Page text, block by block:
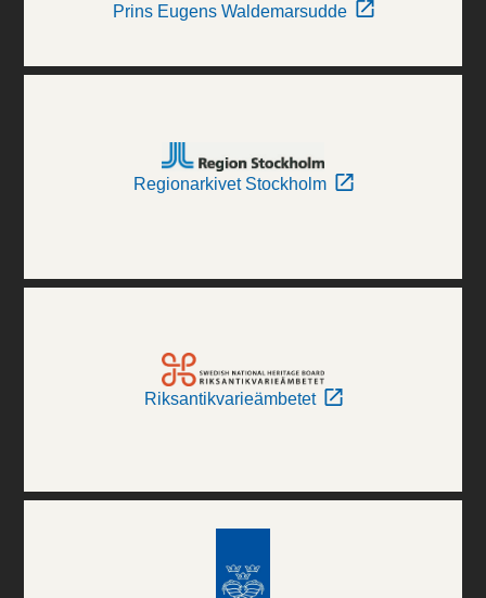
Prins Eugens Waldemarsudde
Regionarkivet Stockholm
Riksantikvarieämbetet